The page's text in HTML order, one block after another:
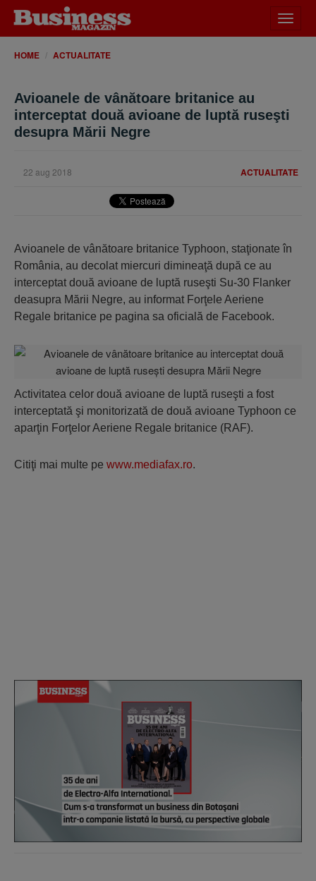
meniu
HOME ACTUALITATE
Avioanele de vânătoare britanice au
interceptat două avioane de luptă ruseşti
desupra Mării Negre
ACTUALITATE
22 aug 2018
Avioanele de vânătoare britanice Typhoon, staţionate în
România, au decolat miercuri dimineaţă după ce au
interceptat două avioane de luptă ruseşti Su-30 Flanker
deasupra Mării Negre, au informat Forţele Aeriene
Regale britanice pe pagina sa oficială de Facebook.
Activitatea celor două avioane de luptă ruseşti a fost
interceptată şi monitorizată de două avioane Typhoon ce
aparţin Forţelor Aeriene Regale britanice (RAF).
Citiţi mai multe pe www.mediafax.ro.